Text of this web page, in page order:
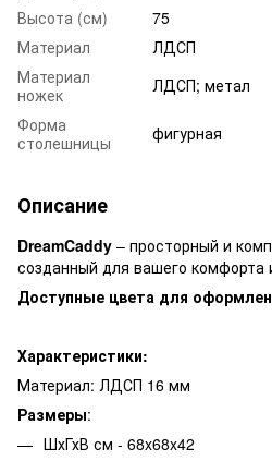
Высота (см)
75
Материал
ЛДСП
Материал
ножек
ЛДСП; метал
Форма
столешницы
фигурная
Описание
DreamCaddy – просторный и
созданный для вашего комфорта
Доступные цвета для
Характеристики:
Материал: ЛДСП 16 мм
Размеры:
ШхГхВ см - 68x68x42